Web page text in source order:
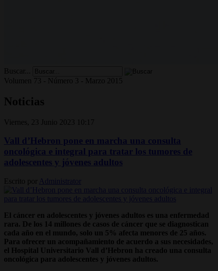
Buscar...
Volumen 73 - Número 3 - Marzo 2015
Noticias
Viernes, 23 Junio 2023 10:17
Vall d’Hebron pone en marcha una consulta
oncológica e integral para tratar los tumores de
adolescentes y jóvenes adultos
Escrito por Administrator
El cáncer en adolescentes y jóvenes adultos es una enfermedad
rara. De los 14 millones de casos de cáncer que se diagnostican
cada año en el mundo, solo un 5% afecta menores de 25 años.
Para ofrecer un acompañamiento de acuerdo a sus necesidades,
el Hospital Universitario Vall d’Hebron ha creado una consulta
oncológica para adolescentes y jóvenes adultos.